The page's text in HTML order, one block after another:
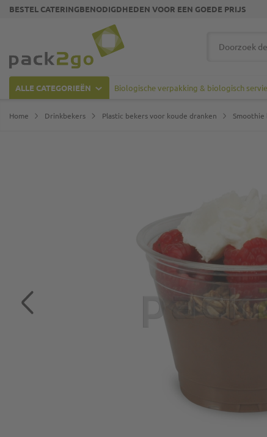
BESTEL CATERINGBENODIGDHEDEN VOOR EEN GOEDE PRIJS
ALLE CATEGORIEËN Biologische verpakking & biologisch
Home Drinkbekers Plastic bekers voor koude dranken Smoothie